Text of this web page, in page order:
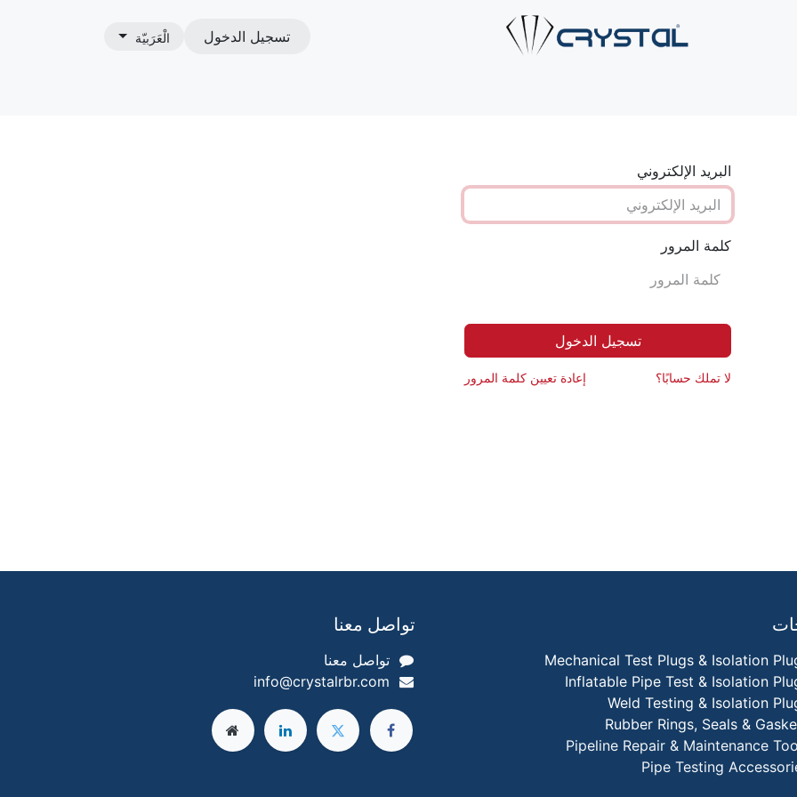
تسجيل الدخول الْعَرَبيّة
البريد الإلكتروني
كلمة المرور
تسجيل الدخول
لا تملك حسابًا؟ إعادة تعيين كلمة المرور
Mechanical Test Plugs & Isolation
Inflatable Pipe Test & Isolation
Weld Testing & Isolation
Rubber Rings, Seals &
Pipeline Repair & Maintenance
Pipe Testing
تواصل معنا
تواصل معنا
info@crystalrbr.com